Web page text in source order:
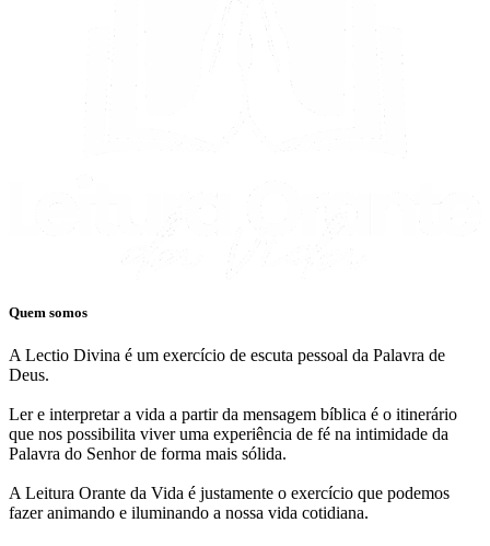
Quem somos
A Lectio Divina é um exercício de escuta pessoal da Palavra de
Deus.
Ler e interpretar a vida a partir da mensagem bíblica é o itinerário
que nos possibilita viver uma experiência de fé na intimidade da
Palavra do Senhor de forma mais sólida.
A Leitura Orante da Vida é justamente o exercício que podemos
fazer animando e iluminando a nossa vida cotidiana.